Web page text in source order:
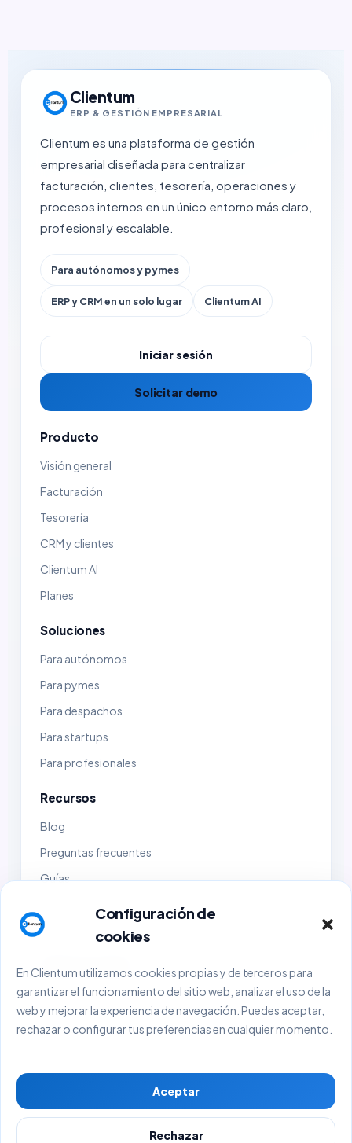
Configuración de
cookies
En Clientum utilizamos cookies propias y de terceros para
garantizar el funcionamiento del sitio web, analizar el uso de la
web y mejorar la experiencia de navegación. Puedes aceptar,
rechazar o configurar tus preferencias en cualquier momento.
Aceptar
Rechazar
Clientum
ERP & GESTIÓN EMPRESARIAL
Clientum es una plataforma de gestión
empresarial diseñada para centralizar
facturación, clientes, tesorería, operaciones y
procesos internos en un único entorno más claro,
profesional y escalable.
Para autónomos y pymes
ERP y CRM en un solo lugar Clientum AI
Iniciar sesión
Solicitar demo
Producto
Visión general
Facturación
Tesorería
CRM y clientes
Clientum AI
Planes
Soluciones
Para autónomos
Para pymes
Para despachos
Para startups
Para profesionales
Recursos
Blog
Preguntas frecuentes
Guías
Contacto
Empresa y legal
Sobre Clientum
Sobre BlackHold Consulting
Política de Privacidad